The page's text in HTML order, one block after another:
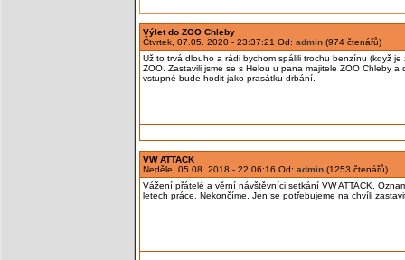
Výlet do ZOO Chleby
Čtvrtek, 07.05. 2020 - 23:37:21 Od: admin (974 čtenářů)
Už to trvá dlouho a rádi bychom spálili trochu benzínu (když
ZOO. Zastavili jsme se s Helou u pana majitele ZOO Chleby
vstupné bude hodit jako prasátku drbání.
VW ATTACK
Neděle, 05.08. 2018 - 22:06:16 Od: admin (1253 čtenářů)
Vážení přátelé a věrní návštěvníci setkání VW ATTACK.
letech práce. Nekončíme. Jen se potřebujeme na chvíli